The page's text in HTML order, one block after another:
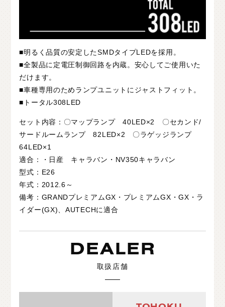
■明るく品質の安定したSMDタイプLEDを採用。
■全製品に定電圧制御回路を内蔵。安心してご使用いた
だけます。
■車種専用のためランプユニットにジャストフィット。
■トータル308LED
セット内容：〇マップランプ 40LED×2 〇セカンド/
サードルームランプ 82LED×2 〇ラゲッジランプ
64LED×1
適合：・日産 キャラバン・NV350キャラバン
型式：E26
年式：2012.6～
備考：GRANDプレミアムGX・プレミアムGX・GX・ラ
イダー(GX)、AUTECHに適合
DEALER
取扱店舗